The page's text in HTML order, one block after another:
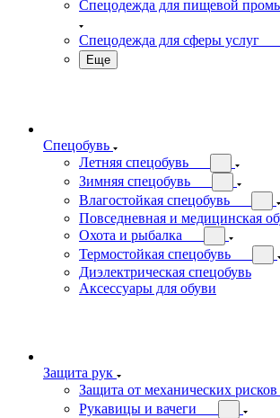
Спецодежда для пищевой
Спецодежда для сферы услуг
Еще
Спецобувь
Летняя спецобувь
Зимняя спецобувь
Влагостойкая спецобувь
Повседневная и медицинская
Охота и рыбалка
Термостойкая спецобувь
Диэлектрическая спецобувь
Аксессуары для обуви
Защита рук
Защита от механических рисков
Рукавицы и вачеги